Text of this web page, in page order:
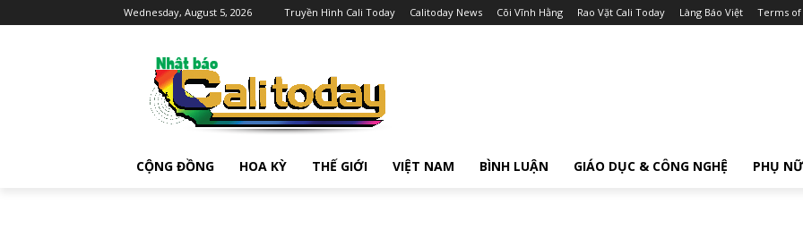
Wednesday, August 5, 2026 Truyền Hình Cali Today Calitoday News Cõi Vĩnh Hằng Rao Vặt Cali Today Làng Báo Việt Terms of
CỘNG ĐỒNG HOA KỲ THẾ GIỚI VIỆT NAM BÌNH LUẬN GIÁO DỤC & CÔNG NGHỆ PHỤ NỮ